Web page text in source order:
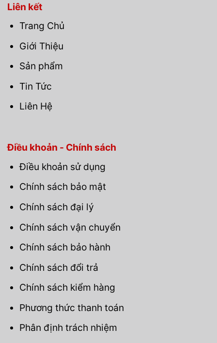
Liên kết
Trang Chủ
Giới Thiệu
Sản phẩm
Tin Tức
Liên Hệ
Điều khoản - Chính sách
Điều khoản sử dụng
Chính sách bảo mật
Chính sách đại lý
Chính sách vận chuyển
Chính sách bảo hành
Chính sách đổi trả
Chính sách kiểm hàng
Phương thức thanh toán
Phân định trách nhiệm